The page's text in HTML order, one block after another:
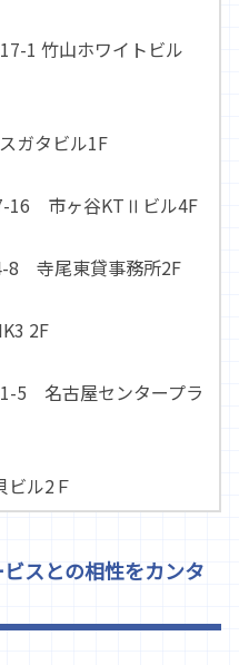
1 竹山ホワイトビル
ガタビル1F
16 市ヶ谷KTⅡビル4F
8 寺尾東貸事務所2F
2F
5 名古屋センタープラ
ル2Ｆ
スとの相性をカンタ